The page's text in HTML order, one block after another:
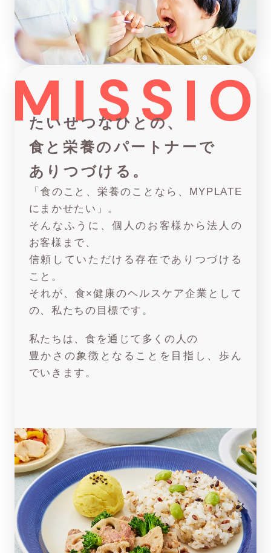
たいせつなひとの、
食と栄養のパートナーで
ありつづける。
「食のこと、栄養のことなら、MYPLATE
にまかせたい」。
そんなふうに、個人のお客様から法人の
お客様まで、
信頼していただける存在でありつづける
こと。
それが、食×健康のヘルスケア企業として
の、私たちの目標です。
私たちは、食を通じて多くの人の
豊かさの象徴となることを目指し、歩ん
でいきます。